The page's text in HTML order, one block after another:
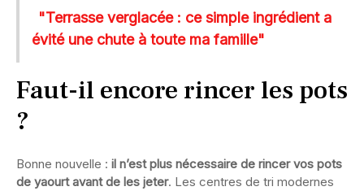
"Terrasse verglacée : ce simple ingrédient a
évité une chute à toute ma famille"
Faut-il encore rincer les pots
?
Bonne nouvelle : il n’est plus nécessaire de rincer vos pots
de yaourt avant de les jeter. Les centres de tri modernes